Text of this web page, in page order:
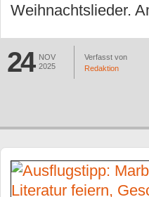
Weihnachtslieder.
24
NOV
2025
Verfasst von
Redaktion